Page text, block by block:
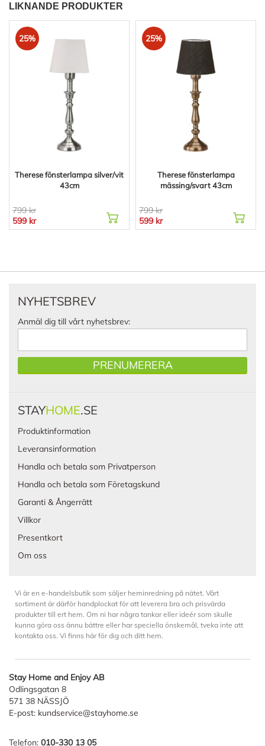
LIKNANDE PRODUKTER
25%
Therese fönsterlampa silver/vit
43cm
799 kr
599 kr
25%
Therese fönsterlampa
mässing/svart 43cm
799 kr
599 kr
NYHETSBREV
Anmäl dig till vårt nyhetsbrev:
PRENUMERERA
STAYHOME.SE
Produktinformation
Leveransinformation
Handla och betala som Privatperson
Handla och betala som Företagskund
Garanti & Ångerrätt
Villkor
Presentkort
Om oss
Vi är en e-handelsbutik som säljer heminredning på nätet. Vårt
sortiment är därför handplockat för att leverera bra och prisvärda
produkter till ert hem. Om ni har några tankar eller ideér som skulle
kunna göra oss ännu bättre eller har speciella önskemål, tveka inte att
kontakta oss. Vi finns här för dig och ditt hem.
Stay Home and Enjoy AB
Odlingsgatan 8
571 38 NÄSSJÖ
E-post: kundservice@stayhome.se
Telefon: 010-330 13 05